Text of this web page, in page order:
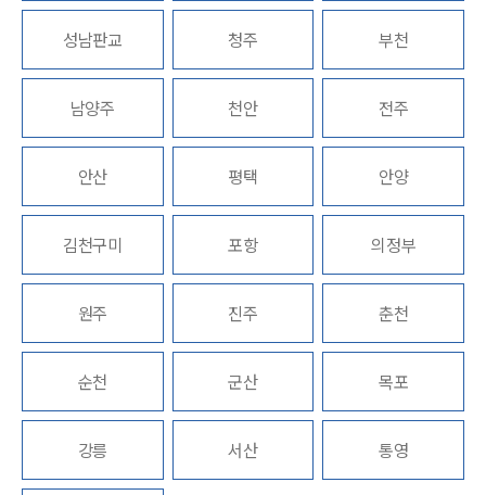
그룹소개
오시는 길
글로벌 파트너 로펌
고객의 소리
통합검색
AI대륜
주요 업무사례
법률정보
법률지식인
고객후기
업무분야
성남판교 청주 부천
남양주 천안 전주
안산 평택 안양
김천구미 포항 의정부
원주 진주 춘천
순천 군산 목포
강릉 서산 통영